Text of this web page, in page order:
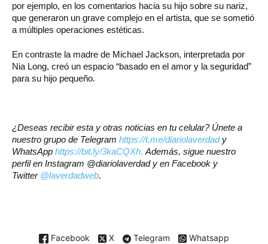
por ejemplo, en los comentarios hacia su hijo sobre su nariz,
que generaron un grave complejo en el artista, que se sometió
a múltiples operaciones estéticas.
En contraste la madre de Michael Jackson, interpretada por
Nia Long, creó un espacio “basado en el amor y la seguridad”
para su hijo pequeño.
¿Deseas recibir esta y otras noticias en tu celular? Únete a
nuestro grupo de Telegram https://t.me/diariolaverdady
WhatsApp https://bit.ly/3kaCQXh. Además, sigue nuestro
perfil en Instagram @diariolaverdad y en Facebook y
Twitter @laverdadweb.
Facebook X Telegram Whatsapp